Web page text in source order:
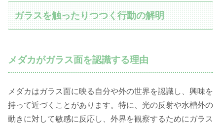
ガラスを触ったりつつく行動の解明
メダカがガラス面を認識する理由
メダカはガラス面に映る自分や外の世界を認識し、興味を
持って近づくことがあります。特に、光の反射や水槽外の
動きに対して敏感に反応し、外界を観察するためにガラス